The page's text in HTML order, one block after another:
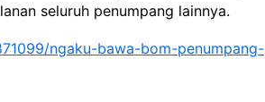
seluruh penumpang lainnya.
ngaku-bawa-bom-penumpang-